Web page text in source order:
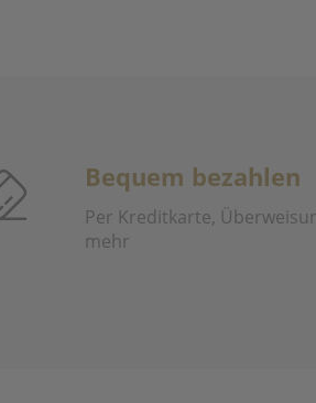
Bequem bezahlen
Per Kreditkarte,
mehr